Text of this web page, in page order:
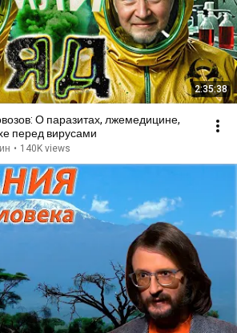
2:35:38
О паразитах, лжемедицине,
перед вирусами
• 140K views